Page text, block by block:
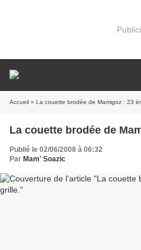
Accueil » La couette brodée de Mamigoz : 23
La couette brodée de
Publié le 02/06/2008 à 06:32
Par Mam' Soazic